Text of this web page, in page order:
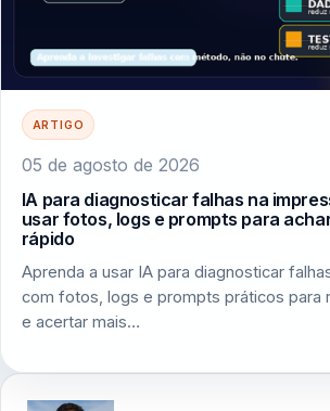
ARTIGO
05 de agosto de 2026
IA para diagnosticar falhas na
usar fotos, logs e prompts para
rápido
Aprenda a usar IA para diagnosticar
com fotos, logs e prompts práticos para
e acertar mais…